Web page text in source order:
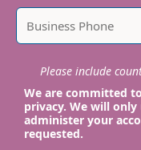
Please include
We are committed
privacy. We will
administer your
requested.